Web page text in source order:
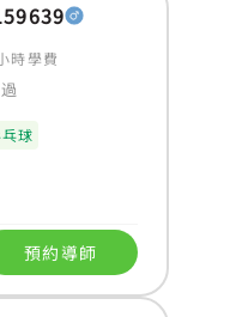
時學費
球
預約導師